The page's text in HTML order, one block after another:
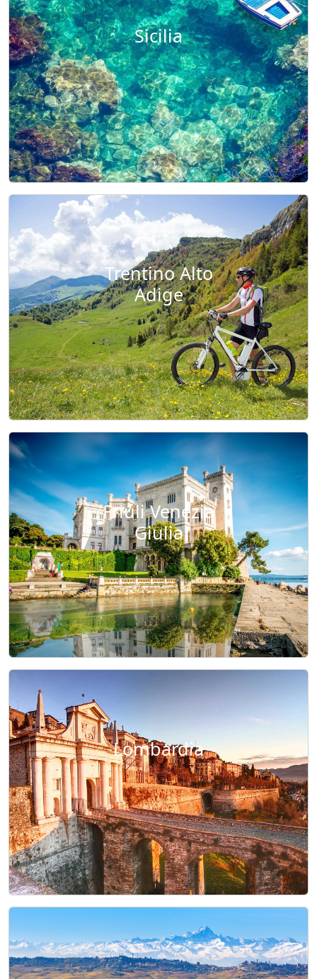
Sicilia
Trentino Alto
Adige
Friuli Venezia
Giulia
Lombardia